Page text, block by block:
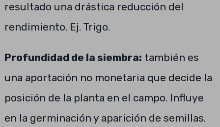
resultado una drástica reducción del
rendimiento. Ej. Trigo.
Profundidad de la siembra: también es
una aportación no monetaria que decide la
posición de la planta en el campo. Influye
en la germinación y aparición de semillas.